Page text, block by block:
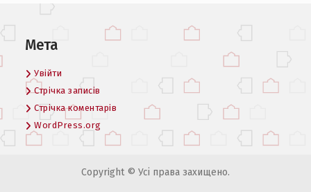
Мета
Увійти
Стрічка записів
Стрічка коментарів
WordPress.org
Copyright © Усі права захищено.